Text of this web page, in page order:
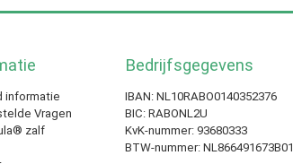
informatie
Vragen
zalf
Bedrijfsgegevens
IBAN: NL10RABO0140352376
BIC: RABONL2U
KvK-nummer: 93680333
BTW-nummer: NL866491673B01